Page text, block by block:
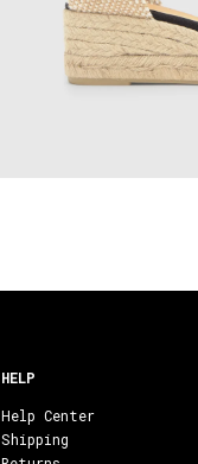
HELP
Help Center
Shipping